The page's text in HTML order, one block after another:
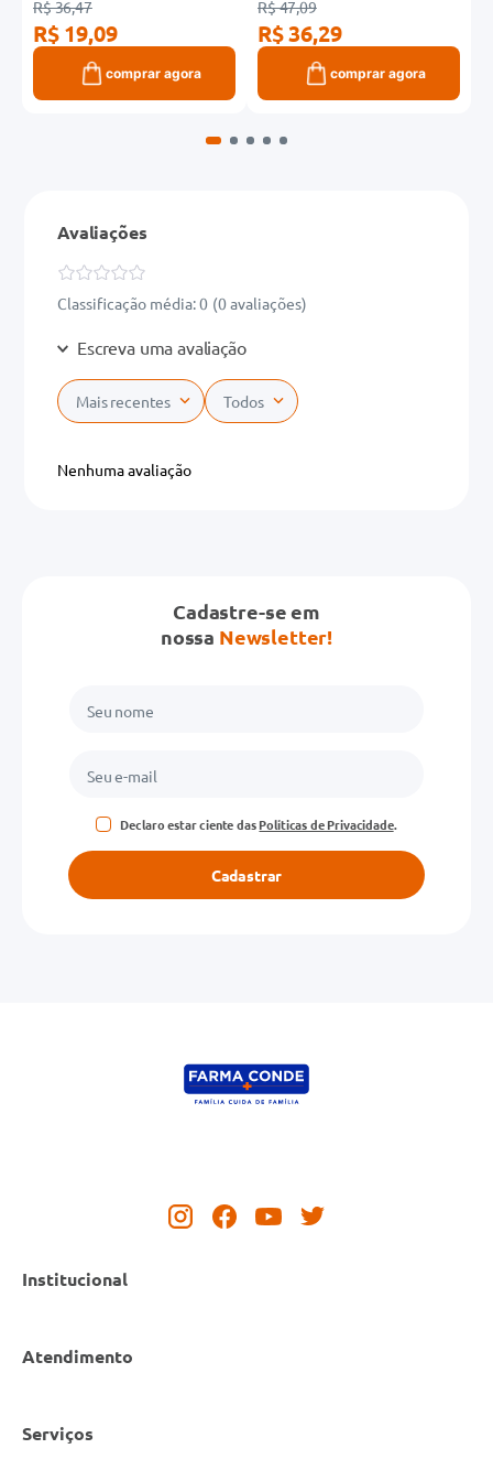
R$ 36,47
R$ 19,09
comprar agora
R$ 47,09
R$ 36,29
comprar agora
Avaliações
Classificação média: 0 (0 avaliações)
Escreva uma avaliação
Adicionar avaliação
★★
Mais recentes Todos
Nenhuma avaliação
Cadastre-se em
nossa Newsletter!
Declaro estar ciente dasPolíticas de Privacidade.
Cadastrar
Institucional
Atendimento
Política de Privacidade
Serviços